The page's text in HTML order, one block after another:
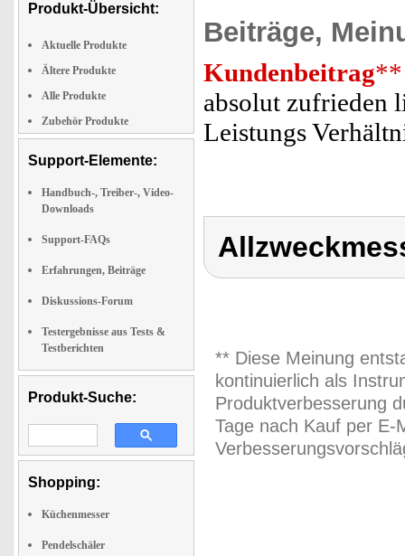
Produkt-Übersicht:
Aktuelle Produkte
Ältere Produkte
Alle Produkte
Zubehör Produkte
Support-Elemente:
Handbuch-, Treiber-, Video-
Downloads
Support-FAQs
Erfahrungen, Beiträge
Diskussions-Forum
Testergebnisse aus Tests &
Testberichten
Produkt-Suche:
Shopping:
Küchenmesser
Pendelschäler
Beiträge,
Kundenbeitrag**
absolut zufrieden
Leistungs
** Diese Meinung
kontinuierlich als
Produktverbesserung
Tage nach Kauf per E-